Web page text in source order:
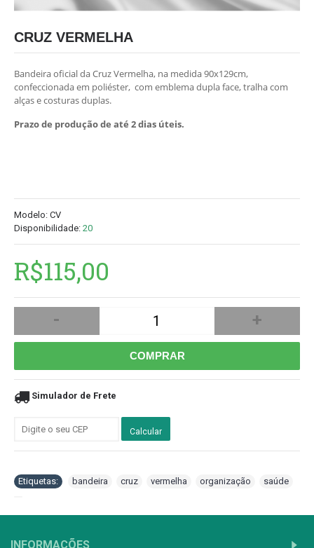
CRUZ VERMELHA
Bandeira oficial da Cruz Vermelha, na medida 90x129cm,
confeccionada em poliéster, com emblema dupla face, tralha com
alças e costuras duplas.
Prazo de produção de até 2 dias úteis.
Modelo: CV
Disponibilidade: 20
R$115,00
- +
COMPRAR
Simulador de Frete
Calcular
Etiquetas: bandeira cruz vermelha organização saúde
INFORMAÇÕES